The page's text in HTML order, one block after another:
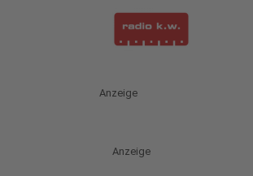
Anzeige
Anzeige